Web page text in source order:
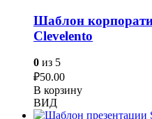
Шаблон
Сlevelento
0 из 5
₽50.00
В корзину
ВИД